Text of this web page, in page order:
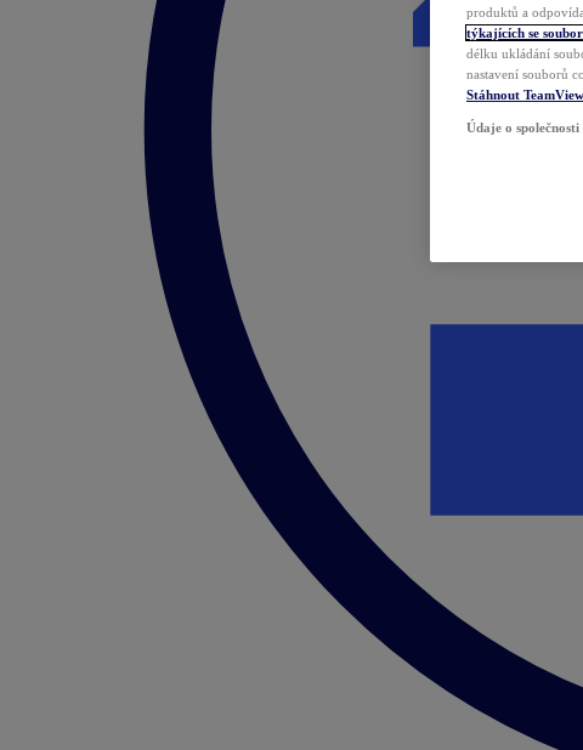
produktů a
týkajících se
délku ukládání
nastavení souborů
Stáhnout
Údaje o společnosti